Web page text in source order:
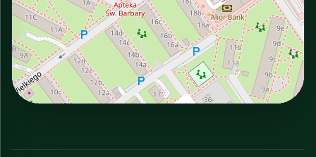
INTERACTIVE VIEW